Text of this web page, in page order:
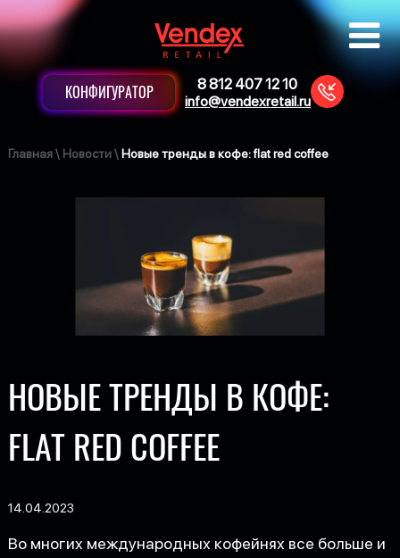
КОНФИГУРАТОР 8 812 407 12 10
info@vendexretail.ru
Главная\ Новости\ Новые тренды в кофе: flat red coffee
НОВЫЕ ТРЕНДЫ В КОФЕ:
FLAT RED COFFEE
14.04.2023
Во многих международных кофейнях все больше и